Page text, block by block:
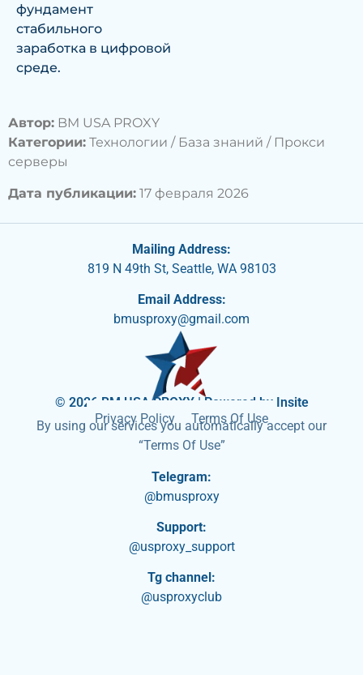
фундамент
стабильного
заработка в цифровой
среде.
Автор: BM USA PROXY
Категории: Технологии / База знаний / Прокси
серверы
Дата публикации: 17 февраля 2026
Mailing Address:
819 N 49th St, Seattle, WA 98103
Email Address:
bmusproxy@gmail.com
© 2026 BM USA PROXY | Powered by Insite
Privacy Policy
Terms Of Use
By using our services you automatically accept our
“Terms Of Use”
Telegram:
@bmusproxy
Support:
@usproxy_support
Tg channel:
@usproxyclub